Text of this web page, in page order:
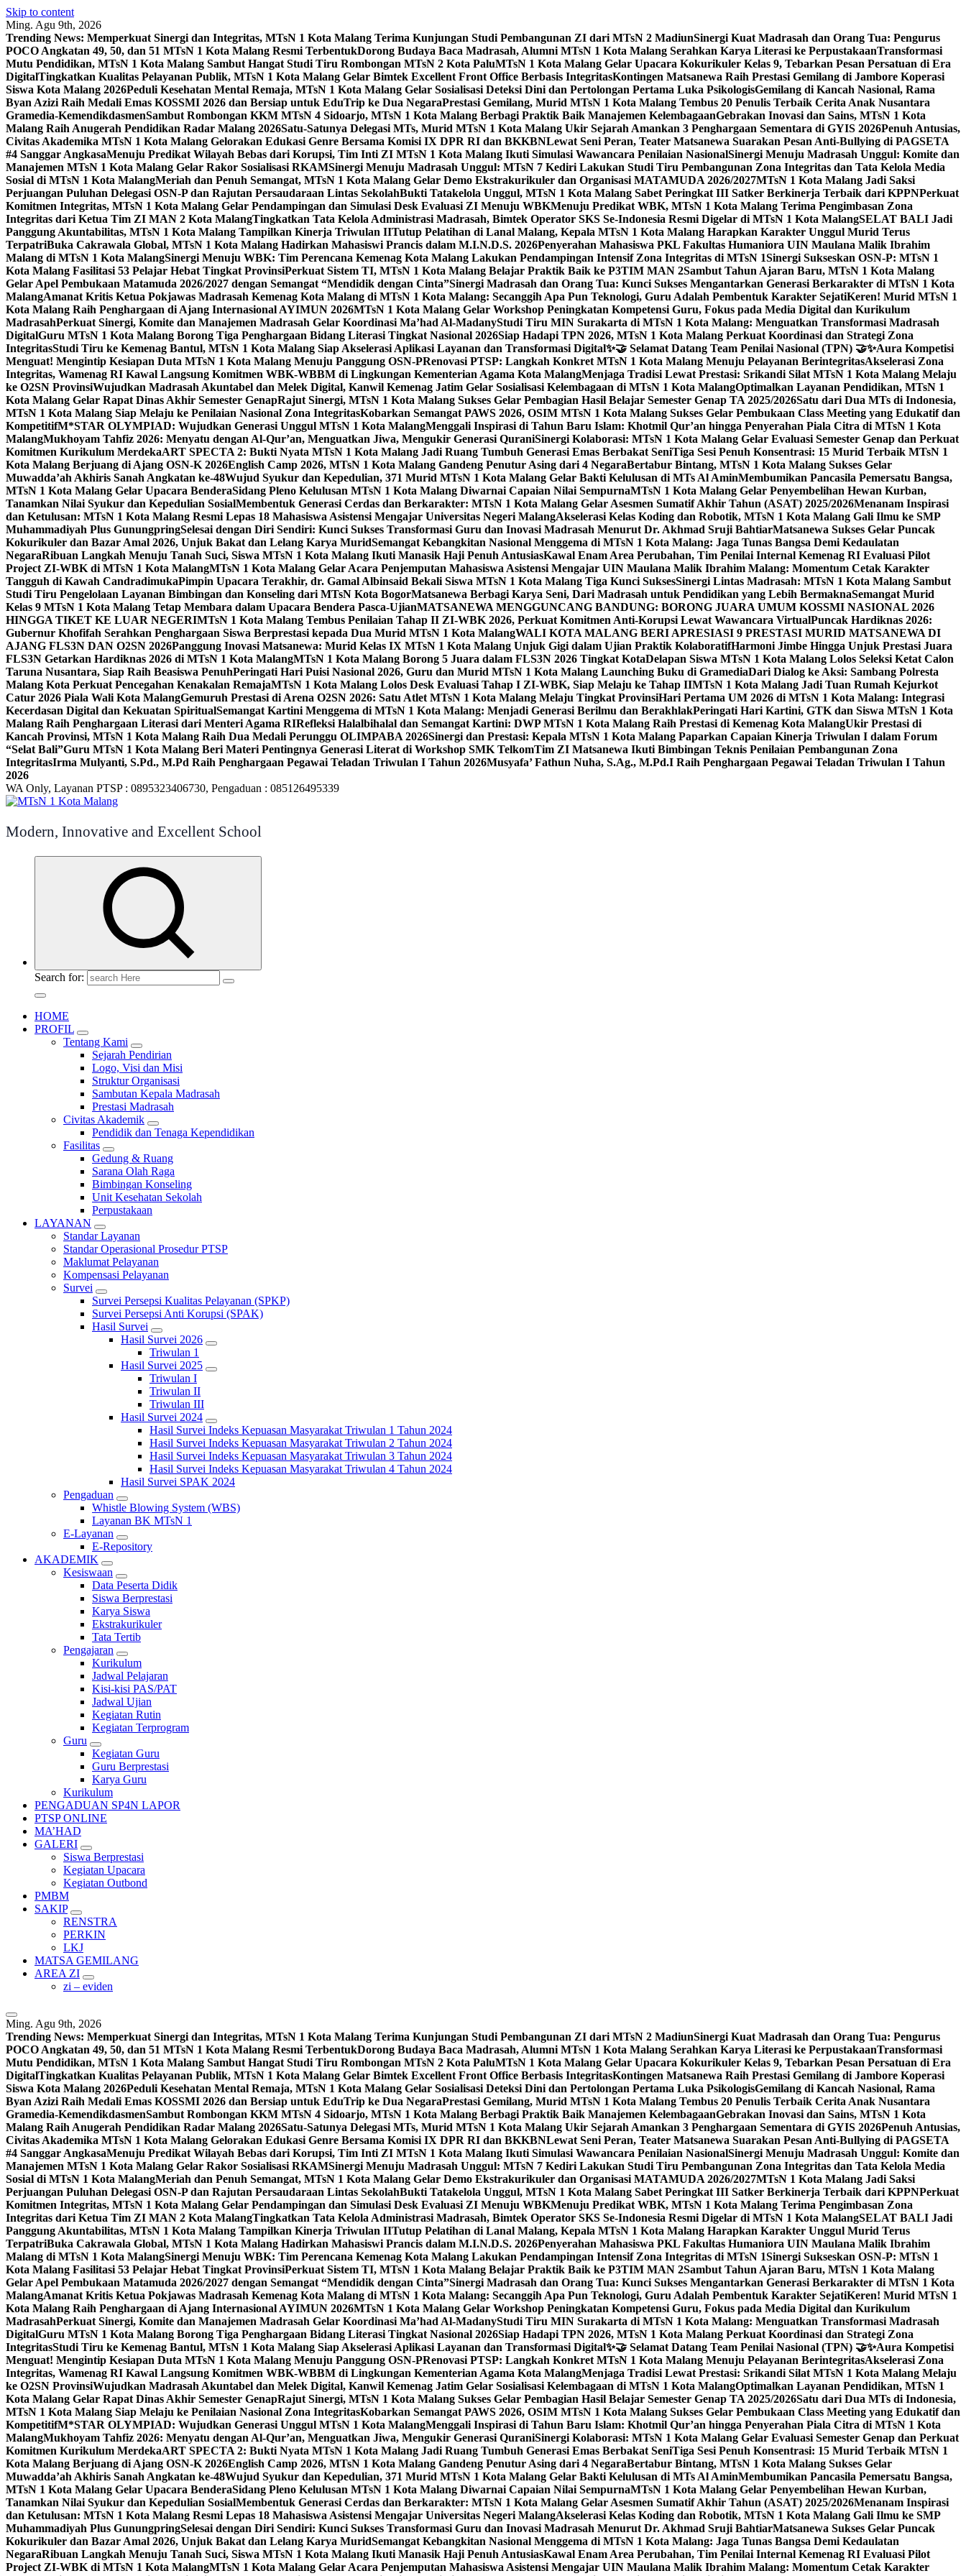
Skip to content
Ming. Agu 9th, 2026
Trending News: Memperkuat Sinergi dan Integritas, MTsN 1 Kota Malang Terima Kunjungan Studi Pembangunan ZI dari MTsN 2 MadiunSinergi Kuat Madrasah dan Orang Tua: Pengurus
POCO Angkatan 49, 50, dan 51 MTsN 1 Kota Malang Resmi TerbentukDorong Budaya Baca Madrasah, Alumni MTsN 1 Kota Malang Serahkan Karya Literasi ke PerpustakaanTransformasi
Mutu Pendidikan, MTsN 1 Kota Malang Sambut Hangat Studi Tiru Rombongan MTsN 2 Kota PaluMTsN 1 Kota Malang Gelar Upacara Kokurikuler Kelas 9, Tebarkan Pesan Persatuan di Era
DigitalTingkatkan Kualitas Pelayanan Publik, MTsN 1 Kota Malang Gelar Bimtek Excellent Front Office Berbasis IntegritasKontingen Matsanewa Raih Prestasi Gemilang di Jambore Koperasi
Siswa Kota Malang 2026Peduli Kesehatan Mental Remaja, MTsN 1 Kota Malang Gelar Sosialisasi Deteksi Dini dan Pertolongan Pertama Luka PsikologisGemilang di Kancah Nasional, Rama
Byan Azizi Raih Medali Emas KOSSMI 2026 dan Bersiap untuk EduTrip ke Dua NegaraPrestasi Gemilang, Murid MTsN 1 Kota Malang Tembus 20 Penulis Terbaik Cerita Anak Nusantara
Gramedia-KemendikdasmenSambut Rombongan KKM MTsN 4 Sidoarjo, MTsN 1 Kota Malang Berbagi Praktik Baik Manajemen KelembagaanGebrakan Inovasi dan Sains, MTsN 1 Kota
Malang Raih Anugerah Pendidikan Radar Malang 2026Satu-Satunya Delegasi MTs, Murid MTsN 1 Kota Malang Ukir Sejarah Amankan 3 Penghargaan Sementara di GYIS 2026Penuh Antusias,
Civitas Akademika MTsN 1 Kota Malang Gelorakan Edukasi Genre Bersama Komisi IX DPR RI dan BKKBNLewat Seni Peran, Teater Matsanewa Suarakan Pesan Anti-Bullying di PAGSETA
#4 Sanggar AngkasaMenuju Predikat Wilayah Bebas dari Korupsi, Tim Inti ZI MTsN 1 Kota Malang Ikuti Simulasi Wawancara Penilaian NasionalSinergi Menuju Madrasah Unggul: Komite dan
Manajemen MTsN 1 Kota Malang Gelar Rakor Sosialisasi RKAMSinergi Menuju Madrasah Unggul: MTsN 7 Kediri Lakukan Studi Tiru Pembangunan Zona Integritas dan Tata Kelola Media
Sosial di MTsN 1 Kota MalangMeriah dan Penuh Semangat, MTsN 1 Kota Malang Gelar Demo Ekstrakurikuler dan Organisasi MATAMUDA 2026/2027MTsN 1 Kota Malang Jadi Saksi
Perjuangan Puluhan Delegasi OSN-P dan Rajutan Persaudaraan Lintas SekolahBukti Tatakelola Unggul, MTsN 1 Kota Malang Sabet Peringkat III Satker Berkinerja Terbaik dari KPPNPerkuat
Komitmen Integritas, MTsN 1 Kota Malang Gelar Pendampingan dan Simulasi Desk Evaluasi ZI Menuju WBKMenuju Predikat WBK, MTsN 1 Kota Malang Terima Pengimbasan Zona
Integritas dari Ketua Tim ZI MAN 2 Kota MalangTingkatkan Tata Kelola Administrasi Madrasah, Bimtek Operator SKS Se-Indonesia Resmi Digelar di MTsN 1 Kota MalangSELAT BALI Jadi
Panggung Akuntabilitas, MTsN 1 Kota Malang Tampilkan Kinerja Triwulan IITutup Pelatihan di Lanal Malang, Kepala MTsN 1 Kota Malang Harapkan Karakter Unggul Murid Terus
TerpatriBuka Cakrawala Global, MTsN 1 Kota Malang Hadirkan Mahasiswi Prancis dalam M.I.N.D.S. 2026Penyerahan Mahasiswa PKL Fakultas Humaniora UIN Maulana Malik Ibrahim
Malang di MTsN 1 Kota MalangSinergi Menuju WBK: Tim Perencana Kemenag Kota Malang Lakukan Pendampingan Intensif Zona Integritas di MTsN 1Sinergi Sukseskan OSN-P: MTsN 1
Kota Malang Fasilitasi 53 Pelajar Hebat Tingkat ProvinsiPerkuat Sistem TI, MTsN 1 Kota Malang Belajar Praktik Baik ke P3TIM MAN 2Sambut Tahun Ajaran Baru, MTsN 1 Kota Malang
Gelar Apel Pembukaan Matamuda 2026/2027 dengan Semangat “Mendidik dengan Cinta”Sinergi Madrasah dan Orang Tua: Kunci Sukses Mengantarkan Generasi Berkarakter di MTsN 1 Kota
MalangAmanat Kritis Ketua Pokjawas Madrasah Kemenag Kota Malang di MTsN 1 Kota Malang: Secanggih Apa Pun Teknologi, Guru Adalah Pembentuk Karakter SejatiKeren! Murid MTsN 1
Kota Malang Raih Penghargaan di Ajang Internasional AYIMUN 2026MTsN 1 Kota Malang Gelar Workshop Peningkatan Kompetensi Guru, Fokus pada Media Digital dan Kurikulum
MadrasahPerkuat Sinergi, Komite dan Manajemen Madrasah Gelar Koordinasi Ma’had Al-MadanyStudi Tiru MIN Surakarta di MTsN 1 Kota Malang: Menguatkan Transformasi Madrasah
DigitalGuru MTsN 1 Kota Malang Borong Tiga Penghargaan Bidang Literasi Tingkat Nasional 2026Siap Hadapi TPN 2026, MTsN 1 Kota Malang Perkuat Koordinasi dan Strategi Zona
IntegritasStudi Tiru ke Kemenag Bantul, MTsN 1 Kota Malang Siap Akselerasi Aplikasi Layanan dan Transformasi Digital✨🤝 Selamat Datang Team Penilai Nasional (TPN) 🤝✨Aura Kompetisi
Menguat! Mengintip Kesiapan Duta MTsN 1 Kota Malang Menuju Panggung OSN-PRenovasi PTSP: Langkah Konkret MTsN 1 Kota Malang Menuju Pelayanan BerintegritasAkselerasi Zona
Integritas, Wamenag RI Kawal Langsung Komitmen WBK-WBBM di Lingkungan Kementerian Agama Kota MalangMenjaga Tradisi Lewat Prestasi: Srikandi Silat MTsN 1 Kota Malang Melaju
ke O2SN ProvinsiWujudkan Madrasah Akuntabel dan Melek Digital, Kanwil Kemenag Jatim Gelar Sosialisasi Kelembagaan di MTsN 1 Kota MalangOptimalkan Layanan Pendidikan, MTsN 1
Kota Malang Gelar Rapat Dinas Akhir Semester GenapRajut Sinergi, MTsN 1 Kota Malang Sukses Gelar Pembagian Hasil Belajar Semester Genap TA 2025/2026Satu dari Dua MTs di Indonesia,
MTsN 1 Kota Malang Siap Melaju ke Penilaian Nasional Zona IntegritasKobarkan Semangat PAWS 2026, OSIM MTsN 1 Kota Malang Sukses Gelar Pembukaan Class Meeting yang Edukatif dan
KompetitifM*STAR OLYMPIAD: Wujudkan Generasi Unggul MTsN 1 Kota MalangMenggali Inspirasi di Tahun Baru Islam: Khotmil Qur’an hingga Penyerahan Piala Citra di MTsN 1 Kota
MalangMukhoyam Tahfiz 2026: Menyatu dengan Al-Qur’an, Menguatkan Jiwa, Mengukir Generasi QuraniSinergi Kolaborasi: MTsN 1 Kota Malang Gelar Evaluasi Semester Genap dan Perkuat
Komitmen Kurikulum MerdekaART SPECTA 2: Bukti Nyata MTsN 1 Kota Malang Jadi Ruang Tumbuh Generasi Emas Berbakat SeniTiga Sesi Penuh Konsentrasi: 15 Murid Terbaik MTsN 1
Kota Malang Berjuang di Ajang OSN-K 2026English Camp 2026, MTsN 1 Kota Malang Gandeng Penutur Asing dari 4 NegaraBertabur Bintang, MTsN 1 Kota Malang Sukses Gelar
Muwadda’ah Akhiris Sanah Angkatan ke-48Wujud Syukur dan Kepedulian, 371 Murid MTsN 1 Kota Malang Gelar Bakti Kelulusan di MTs Al AminMembumikan Pancasila Pemersatu Bangsa,
MTsN 1 Kota Malang Gelar Upacara BenderaSidang Pleno Kelulusan MTsN 1 Kota Malang Diwarnai Capaian Nilai SempurnaMTsN 1 Kota Malang Gelar Penyembelihan Hewan Kurban,
Tanamkan Nilai Syukur dan Kepedulian SosialMembentuk Generasi Cerdas dan Berkarakter: MTsN 1 Kota Malang Gelar Asesmen Sumatif Akhir Tahun (ASAT) 2025/2026Menanam Inspirasi
dan Ketulusan: MTsN 1 Kota Malang Resmi Lepas 18 Mahasiswa Asistensi Mengajar Universitas Negeri MalangAkselerasi Kelas Koding dan Robotik, MTsN 1 Kota Malang Gali Ilmu ke SMP
Muhammadiyah Plus GunungpringSelesai dengan Diri Sendiri: Kunci Sukses Transformasi Guru dan Inovasi Madrasah Menurut Dr. Akhmad Sruji BahtiarMatsanewa Sukses Gelar Puncak
Kokurikuler dan Bazar Amal 2026, Unjuk Bakat dan Lelang Karya MuridSemangat Kebangkitan Nasional Menggema di MTsN 1 Kota Malang: Jaga Tunas Bangsa Demi Kedaulatan
NegaraRibuan Langkah Menuju Tanah Suci, Siswa MTsN 1 Kota Malang Ikuti Manasik Haji Penuh AntusiasKawal Enam Area Perubahan, Tim Penilai Internal Kemenag RI Evaluasi Pilot
Project ZI-WBK di MTsN 1 Kota MalangMTsN 1 Kota Malang Gelar Acara Penjemputan Mahasiswa Asistensi Mengajar UIN Maulana Malik Ibrahim Malang: Momentum Cetak Karakter
Tangguh di Kawah CandradimukaPimpin Upacara Terakhir, dr. Gamal Albinsaid Bekali Siswa MTsN 1 Kota Malang Tiga Kunci SuksesSinergi Lintas Madrasah: MTsN 1 Kota Malang Sambut
Studi Tiru Pengelolaan Layanan Bimbingan dan Konseling dari MTsN Kota BogorMatsanewa Berbagi Karya Seni, Dari Madrasah untuk Pendidikan yang Lebih BermaknaSemangat Murid
Kelas 9 MTsN 1 Kota Malang Tetap Membara dalam Upacara Bendera Pasca-UjianMATSANEWA MENGGUNCANG BANDUNG: BORONG JUARA UMUM KOSSMI NASIONAL 2026
HINGGA TIKET KE LUAR NEGERIMTsN 1 Kota Malang Tembus Penilaian Tahap II ZI-WBK 2026, Perkuat Komitmen Anti-Korupsi Lewat Wawancara VirtualPuncak Hardiknas 2026:
Gubernur Khofifah Serahkan Penghargaan Siswa Berprestasi kepada Dua Murid MTsN 1 Kota MalangWALI KOTA MALANG BERI APRESIASI 9 PRESTASI MURID MATSANEWA DI
AJANG FLS3N DAN O2SN 2026Panggung Inovasi Matsanewa: Murid Kelas IX MTsN 1 Kota Malang Unjuk Gigi dalam Ujian Praktik KolaboratifHarmoni Jimbe Hingga Unjuk Prestasi Juara
FLS3N Getarkan Hardiknas 2026 di MTsN 1 Kota MalangMTsN 1 Kota Malang Borong 5 Juara dalam FLS3N 2026 Tingkat KotaDelapan Siswa MTsN 1 Kota Malang Lolos Seleksi Ketat Calon
Taruna Nusantara, Siap Raih Beasiswa PenuhPeringati Hari Puisi Nasional 2026, Guru dan Murid MTsN 1 Kota Malang Launching Buku di GramediaDari Dialog ke Aksi: Sambang Polresta
Malang Kota Perkuat Pencegahan Kenakalan RemajaMTsN 1 Kota Malang Lolos Desk Evaluasi Tahap I ZI-WBK, Siap Melaju ke Tahap IIMTsN 1 Kota Malang Jadi Tuan Rumah Kejurkot
Catur 2026 Piala Wali Kota MalangGemuruh Prestasi di Arena O2SN 2026: Satu Atlet MTsN 1 Kota Malang Melaju Tingkat ProvinsiHari Pertama UM 2026 di MTsN 1 Kota Malang: Integrasi
Kecerdasan Digital dan Kekuatan SpiritualSemangat Kartini Menggema di MTsN 1 Kota Malang: Menjadi Generasi Berilmu dan BerakhlakPeringati Hari Kartini, GTK dan Siswa MTsN 1 Kota
Malang Raih Penghargaan Literasi dari Menteri Agama RIRefleksi Halalbihalal dan Semangat Kartini: DWP MTsN 1 Kota Malang Raih Prestasi di Kemenag Kota MalangUkir Prestasi di
Kancah Provinsi, MTsN 1 Kota Malang Raih Dua Medali Perunggu OLIMPABA 2026Sinergi dan Prestasi: Kepala MTsN 1 Kota Malang Paparkan Capaian Kinerja Triwulan I dalam Forum
“Selat Bali”Guru MTsN 1 Kota Malang Beri Materi Pentingnya Generasi Literat di Workshop SMK TelkomTim ZI Matsanewa Ikuti Bimbingan Teknis Penilaian Pembangunan Zona
IntegritasIrma Mulyanti, S.Pd., M.Pd Raih Penghargaan Pegawai Teladan Triwulan I Tahun 2026Musyafa’ Fathun Nuha, S.Ag., M.Pd.I Raih Penghargaan Pegawai Teladan Triwulan I Tahun
2026
WA Only, Layanan PTSP : 0895323406730, Pengaduan : 085126495339
Modern, Innovative and Excellent School
Search for:
HOME
PROFIL
Tentang Kami
Sejarah Pendirian
Logo, Visi dan Misi
Struktur Organisasi
Sambutan Kepala Madrasah
Prestasi Madrasah
Civitas Akademik
Pendidik dan Tenaga Kependidikan
Fasilitas
Gedung & Ruang
Sarana Olah Raga
Bimbingan Konseling
Unit Kesehatan Sekolah
Perpustakaan
LAYANAN
Standar Layanan
Standar Operasional Prosedur PTSP
Maklumat Pelayanan
Kompensasi Pelayanan
Survei
Survei Persepsi Kualitas Pelayanan (SPKP)
Survei Persepsi Anti Korupsi (SPAK)
Hasil Survei
Hasil Survei 2026
Triwulan 1
Hasil Survei 2025
Triwulan I
Triwulan II
Triwulan III
Hasil Survei 2024
Hasil Survei Indeks Kepuasan Masyarakat Triwulan 1 Tahun 2024
Hasil Survei Indeks Kepuasan Masyarakat Triwulan 2 Tahun 2024
Hasil Survei Indeks Kepuasan Masyarakat Triwulan 3 Tahun 2024
Hasil Survei Indeks Kepuasan Masyarakat Triwulan 4 Tahun 2024
Hasil Survei SPAK 2024
Pengaduan
Whistle Blowing System (WBS)
Layanan BK MTsN 1
E-Layanan
E-Repository
AKADEMIK
Kesiswaan
Data Peserta Didik
Siswa Berprestasi
Karya Siswa
Ekstrakurikuler
Tata Tertib
Pengajaran
Kurikulum
Jadwal Pelajaran
Kisi-kisi PAS/PAT
Jadwal Ujian
Kegiatan Rutin
Kegiatan Terprogram
Guru
Kegiatan Guru
Guru Berprestasi
Karya Guru
Kurikulum
PENGADUAN SP4N LAPOR
PTSP ONLINE
MA’HAD
GALERI
Siswa Berprestasi
Kegiatan Upacara
Kegiatan Outbond
PMBM
SAKIP
RENSTRA
PERKIN
LKJ
MATSA GEMILANG
AREA ZI
zi – eviden
Ming. Agu 9th, 2026
Trending News: Memperkuat Sinergi dan Integritas, MTsN 1 Kota Malang Terima Kunjungan Studi Pembangunan ZI dari MTsN 2 MadiunSinergi Kuat Madrasah dan Orang Tua: Pengurus
POCO Angkatan 49, 50, dan 51 MTsN 1 Kota Malang Resmi TerbentukDorong Budaya Baca Madrasah, Alumni MTsN 1 Kota Malang Serahkan Karya Literasi ke PerpustakaanTransformasi
Mutu Pendidikan, MTsN 1 Kota Malang Sambut Hangat Studi Tiru Rombongan MTsN 2 Kota PaluMTsN 1 Kota Malang Gelar Upacara Kokurikuler Kelas 9, Tebarkan Pesan Persatuan di Era
DigitalTingkatkan Kualitas Pelayanan Publik, MTsN 1 Kota Malang Gelar Bimtek Excellent Front Office Berbasis IntegritasKontingen Matsanewa Raih Prestasi Gemilang di Jambore Koperasi
Siswa Kota Malang 2026Peduli Kesehatan Mental Remaja, MTsN 1 Kota Malang Gelar Sosialisasi Deteksi Dini dan Pertolongan Pertama Luka PsikologisGemilang di Kancah Nasional, Rama
Byan Azizi Raih Medali Emas KOSSMI 2026 dan Bersiap untuk EduTrip ke Dua NegaraPrestasi Gemilang, Murid MTsN 1 Kota Malang Tembus 20 Penulis Terbaik Cerita Anak Nusantara
Gramedia-KemendikdasmenSambut Rombongan KKM MTsN 4 Sidoarjo, MTsN 1 Kota Malang Berbagi Praktik Baik Manajemen KelembagaanGebrakan Inovasi dan Sains, MTsN 1 Kota
Malang Raih Anugerah Pendidikan Radar Malang 2026Satu-Satunya Delegasi MTs, Murid MTsN 1 Kota Malang Ukir Sejarah Amankan 3 Penghargaan Sementara di GYIS 2026Penuh Antusias,
Civitas Akademika MTsN 1 Kota Malang Gelorakan Edukasi Genre Bersama Komisi IX DPR RI dan BKKBNLewat Seni Peran, Teater Matsanewa Suarakan Pesan Anti-Bullying di PAGSETA
#4 Sanggar AngkasaMenuju Predikat Wilayah Bebas dari Korupsi, Tim Inti ZI MTsN 1 Kota Malang Ikuti Simulasi Wawancara Penilaian NasionalSinergi Menuju Madrasah Unggul: Komite dan
Manajemen MTsN 1 Kota Malang Gelar Rakor Sosialisasi RKAMSinergi Menuju Madrasah Unggul: MTsN 7 Kediri Lakukan Studi Tiru Pembangunan Zona Integritas dan Tata Kelola Media
Sosial di MTsN 1 Kota MalangMeriah dan Penuh Semangat, MTsN 1 Kota Malang Gelar Demo Ekstrakurikuler dan Organisasi MATAMUDA 2026/2027MTsN 1 Kota Malang Jadi Saksi
Perjuangan Puluhan Delegasi OSN-P dan Rajutan Persaudaraan Lintas SekolahBukti Tatakelola Unggul, MTsN 1 Kota Malang Sabet Peringkat III Satker Berkinerja Terbaik dari KPPNPerkuat
Komitmen Integritas, MTsN 1 Kota Malang Gelar Pendampingan dan Simulasi Desk Evaluasi ZI Menuju WBKMenuju Predikat WBK, MTsN 1 Kota Malang Terima Pengimbasan Zona
Integritas dari Ketua Tim ZI MAN 2 Kota MalangTingkatkan Tata Kelola Administrasi Madrasah, Bimtek Operator SKS Se-Indonesia Resmi Digelar di MTsN 1 Kota MalangSELAT BALI Jadi
Panggung Akuntabilitas, MTsN 1 Kota Malang Tampilkan Kinerja Triwulan IITutup Pelatihan di Lanal Malang, Kepala MTsN 1 Kota Malang Harapkan Karakter Unggul Murid Terus
TerpatriBuka Cakrawala Global, MTsN 1 Kota Malang Hadirkan Mahasiswi Prancis dalam M.I.N.D.S. 2026Penyerahan Mahasiswa PKL Fakultas Humaniora UIN Maulana Malik Ibrahim
Malang di MTsN 1 Kota MalangSinergi Menuju WBK: Tim Perencana Kemenag Kota Malang Lakukan Pendampingan Intensif Zona Integritas di MTsN 1Sinergi Sukseskan OSN-P: MTsN 1
Kota Malang Fasilitasi 53 Pelajar Hebat Tingkat ProvinsiPerkuat Sistem TI, MTsN 1 Kota Malang Belajar Praktik Baik ke P3TIM MAN 2Sambut Tahun Ajaran Baru, MTsN 1 Kota Malang
Gelar Apel Pembukaan Matamuda 2026/2027 dengan Semangat “Mendidik dengan Cinta”Sinergi Madrasah dan Orang Tua: Kunci Sukses Mengantarkan Generasi Berkarakter di MTsN 1 Kota
MalangAmanat Kritis Ketua Pokjawas Madrasah Kemenag Kota Malang di MTsN 1 Kota Malang: Secanggih Apa Pun Teknologi, Guru Adalah Pembentuk Karakter SejatiKeren! Murid MTsN 1
Kota Malang Raih Penghargaan di Ajang Internasional AYIMUN 2026MTsN 1 Kota Malang Gelar Workshop Peningkatan Kompetensi Guru, Fokus pada Media Digital dan Kurikulum
MadrasahPerkuat Sinergi, Komite dan Manajemen Madrasah Gelar Koordinasi Ma’had Al-MadanyStudi Tiru MIN Surakarta di MTsN 1 Kota Malang: Menguatkan Transformasi Madrasah
DigitalGuru MTsN 1 Kota Malang Borong Tiga Penghargaan Bidang Literasi Tingkat Nasional 2026Siap Hadapi TPN 2026, MTsN 1 Kota Malang Perkuat Koordinasi dan Strategi Zona
IntegritasStudi Tiru ke Kemenag Bantul, MTsN 1 Kota Malang Siap Akselerasi Aplikasi Layanan dan Transformasi Digital✨🤝 Selamat Datang Team Penilai Nasional (TPN) 🤝✨Aura Kompetisi
Menguat! Mengintip Kesiapan Duta MTsN 1 Kota Malang Menuju Panggung OSN-PRenovasi PTSP: Langkah Konkret MTsN 1 Kota Malang Menuju Pelayanan BerintegritasAkselerasi Zona
Integritas, Wamenag RI Kawal Langsung Komitmen WBK-WBBM di Lingkungan Kementerian Agama Kota MalangMenjaga Tradisi Lewat Prestasi: Srikandi Silat MTsN 1 Kota Malang Melaju
ke O2SN ProvinsiWujudkan Madrasah Akuntabel dan Melek Digital, Kanwil Kemenag Jatim Gelar Sosialisasi Kelembagaan di MTsN 1 Kota MalangOptimalkan Layanan Pendidikan, MTsN 1
Kota Malang Gelar Rapat Dinas Akhir Semester GenapRajut Sinergi, MTsN 1 Kota Malang Sukses Gelar Pembagian Hasil Belajar Semester Genap TA 2025/2026Satu dari Dua MTs di Indonesia,
MTsN 1 Kota Malang Siap Melaju ke Penilaian Nasional Zona IntegritasKobarkan Semangat PAWS 2026, OSIM MTsN 1 Kota Malang Sukses Gelar Pembukaan Class Meeting yang Edukatif dan
KompetitifM*STAR OLYMPIAD: Wujudkan Generasi Unggul MTsN 1 Kota MalangMenggali Inspirasi di Tahun Baru Islam: Khotmil Qur’an hingga Penyerahan Piala Citra di MTsN 1 Kota
MalangMukhoyam Tahfiz 2026: Menyatu dengan Al-Qur’an, Menguatkan Jiwa, Mengukir Generasi QuraniSinergi Kolaborasi: MTsN 1 Kota Malang Gelar Evaluasi Semester Genap dan Perkuat
Komitmen Kurikulum MerdekaART SPECTA 2: Bukti Nyata MTsN 1 Kota Malang Jadi Ruang Tumbuh Generasi Emas Berbakat SeniTiga Sesi Penuh Konsentrasi: 15 Murid Terbaik MTsN 1
Kota Malang Berjuang di Ajang OSN-K 2026English Camp 2026, MTsN 1 Kota Malang Gandeng Penutur Asing dari 4 NegaraBertabur Bintang, MTsN 1 Kota Malang Sukses Gelar
Muwadda’ah Akhiris Sanah Angkatan ke-48Wujud Syukur dan Kepedulian, 371 Murid MTsN 1 Kota Malang Gelar Bakti Kelulusan di MTs Al AminMembumikan Pancasila Pemersatu Bangsa,
MTsN 1 Kota Malang Gelar Upacara BenderaSidang Pleno Kelulusan MTsN 1 Kota Malang Diwarnai Capaian Nilai SempurnaMTsN 1 Kota Malang Gelar Penyembelihan Hewan Kurban,
Tanamkan Nilai Syukur dan Kepedulian SosialMembentuk Generasi Cerdas dan Berkarakter: MTsN 1 Kota Malang Gelar Asesmen Sumatif Akhir Tahun (ASAT) 2025/2026Menanam Inspirasi
dan Ketulusan: MTsN 1 Kota Malang Resmi Lepas 18 Mahasiswa Asistensi Mengajar Universitas Negeri MalangAkselerasi Kelas Koding dan Robotik, MTsN 1 Kota Malang Gali Ilmu ke SMP
Muhammadiyah Plus GunungpringSelesai dengan Diri Sendiri: Kunci Sukses Transformasi Guru dan Inovasi Madrasah Menurut Dr. Akhmad Sruji BahtiarMatsanewa Sukses Gelar Puncak
Kokurikuler dan Bazar Amal 2026, Unjuk Bakat dan Lelang Karya MuridSemangat Kebangkitan Nasional Menggema di MTsN 1 Kota Malang: Jaga Tunas Bangsa Demi Kedaulatan
NegaraRibuan Langkah Menuju Tanah Suci, Siswa MTsN 1 Kota Malang Ikuti Manasik Haji Penuh AntusiasKawal Enam Area Perubahan, Tim Penilai Internal Kemenag RI Evaluasi Pilot
Project ZI-WBK di MTsN 1 Kota MalangMTsN 1 Kota Malang Gelar Acara Penjemputan Mahasiswa Asistensi Mengajar UIN Maulana Malik Ibrahim Malang: Momentum Cetak Karakter